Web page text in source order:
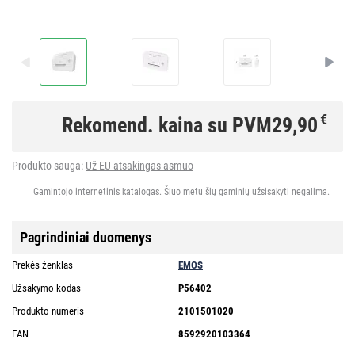
Rekomend. kaina su PVM29,90€
Produkto sauga: Už EU atsakingas asmuo
Gamintojo internetinis katalogas. Šiuo metu šių gaminių užsisakyti negalima.
Pagrindiniai duomenys
Prekės ženklas
EMOS
Užsakymo kodas
P56402
Produkto numeris
2101501020
EAN
8592920103364